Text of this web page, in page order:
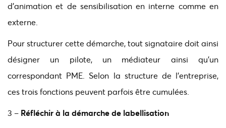
d’animation et de sensibilisation en interne comme en
externe.
Pour structurer cette démarche, tout signataire doit ainsi
désigner un pilote, un médiateur ainsi qu’un
correspondant PME. Selon la structure de l’entreprise,
ces trois fonctions peuvent parfois être cumulées.
3 – Réfléchir à la démarche de labellisation